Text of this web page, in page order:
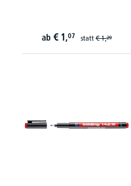
ab € 1,07 statt€ 1,29